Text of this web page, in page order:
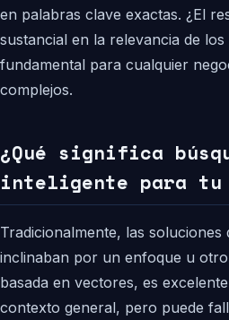
en palabras clave exactas. ¿El
sustancial en la relevancia de
fundamental para cualquier
complejos.
¿Qué significa
inteligente para tu
Tradicionalmente, las soluciones
inclinaban por un enfoque u
basada en vectores, es
contexto general, pero puede